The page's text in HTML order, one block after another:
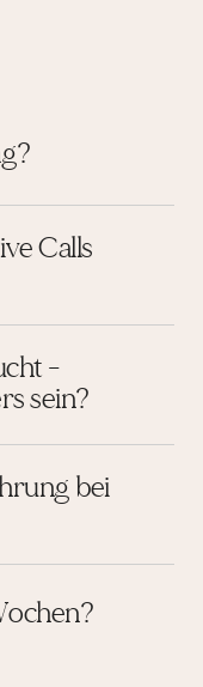
Calls
-
sein?
bei